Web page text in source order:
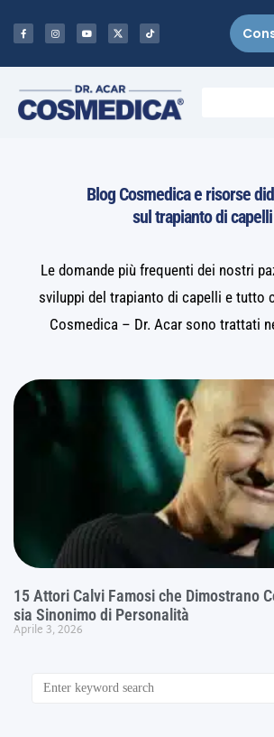
Blog Cosmedica e risorse
sul trapianto di capelli
Le domande più frequenti dei nostri
sviluppi del trapianto di capelli e tutto
Cosmedica – Dr. Acar sono trattati
15 Attori Calvi Famosi che Dimostrano
sia Sinonimo di Personalità
Aprile 3, 2026